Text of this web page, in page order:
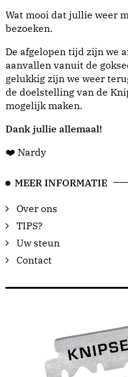
Wat mooi dat jullie weer
bezoeken.
De afgelopen tijd zijn we
aanvallen vanuit de
gelukkig zijn we weer
de doelstelling van de
mogelijk maken.
Dank jullie allemaal!
❤️ Nardy
MEER INFORMATIE
Over ons
TIPS?
Uw steun
Contact